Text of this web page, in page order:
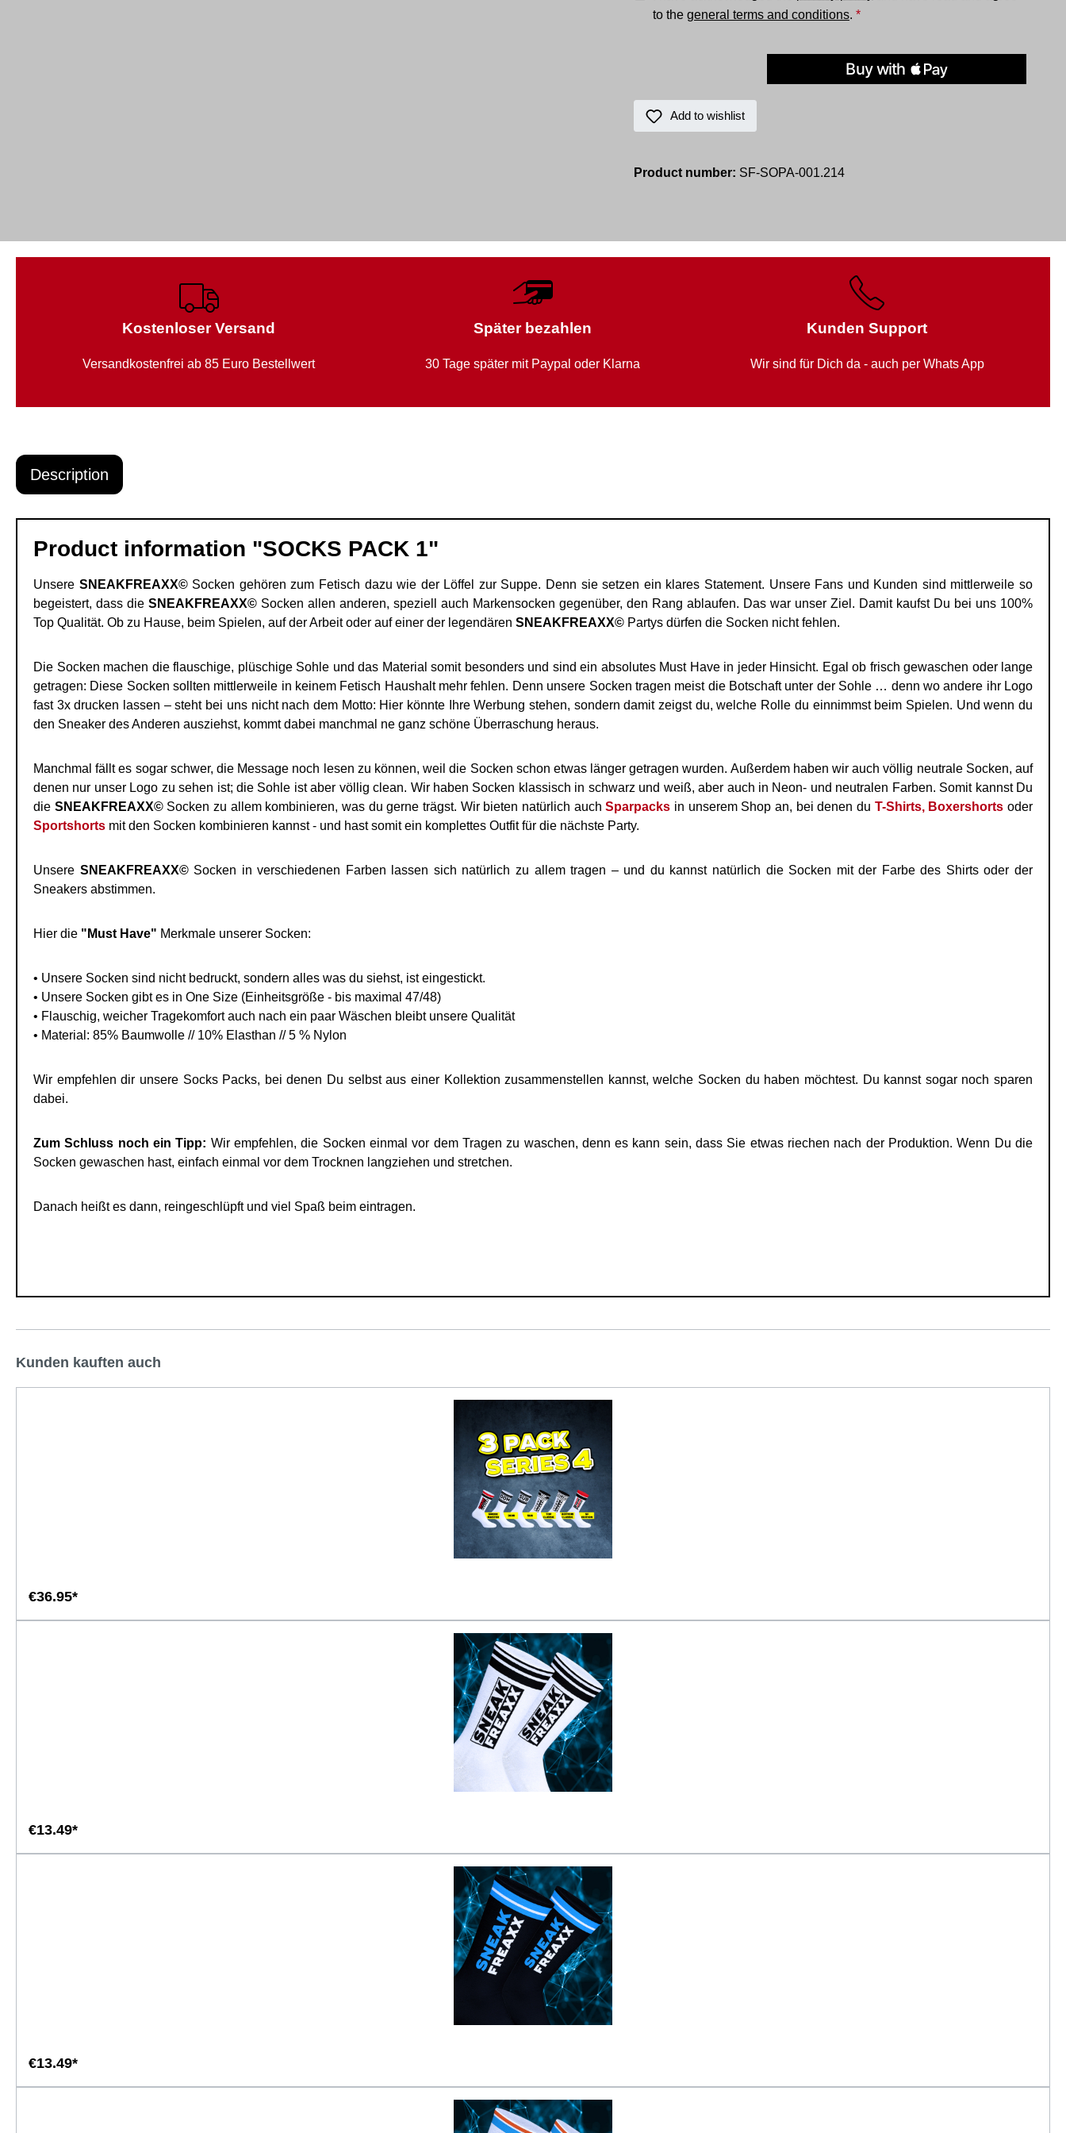
to the general terms and conditions. *
Add to wishlist
Product number: SF-SOPA-001.214
Kostenloser Versand
Versandkostenfrei ab 85 Euro Bestellwert
Später bezahlen
30 Tage später mit Paypal oder Klarna
Kunden Support
Wir sind für Dich da - auch per Whats App
Description
Product information "SOCKS PACK 1"
Unsere SNEAKFREAXX©Socken gehören zum Fetisch dazu wie der Löffel zur Suppe. Denn sie setzen ein klares Statement. Unsere Fans und Kunden sind mittlerweile so
begeistert, dass die SNEAKFREAXX© Socken allen anderen, speziell auch Markensocken gegenüber, den Rang ablaufen. Das war unser Ziel. Damit kaufst Du bei uns 100%
Top Qualität. Ob zu Hause, beim Spielen, auf der Arbeit oder auf einer der legendären SNEAKFREAXX© Partys dürfen die Socken nicht fehlen.
Die Socken machen die flauschige, plüschige Sohle und das Material somit besonders und sind ein absolutes Must Have in jeder Hinsicht. Egal ob frisch gewaschen oder lange
getragen: Diese Socken sollten mittlerweile in keinem Fetisch Haushalt mehr fehlen. Denn unsere Socken tragen meist die Botschaft unter der Sohle … denn wo andere ihr Logo
fast 3x drucken lassen – steht bei uns nicht nach dem Motto: Hier könnte Ihre Werbung stehen, sondern damit zeigst du, welche Rolle du einnimmst beim Spielen. Und wenn du
den Sneaker des Anderen ausziehst, kommt dabei manchmal ne ganz schöne Überraschung heraus.
Manchmal fällt es sogar schwer, die Message noch lesen zu können, weil die Socken schon etwas länger getragen wurden. Außerdem haben wir auch völlig neutrale Socken, auf
denen nur unser Logo zu sehen ist; die Sohle ist aber völlig clean. Wir haben Socken klassisch in schwarz und weiß, aber auch in Neon- und neutralen Farben. Somit kannst Du
die SNEAKFREAXX©Socken zu allem kombinieren, was du gerne trägst. Wir bieten natürlich auchSparpacks in unserem Shop an, bei denen du T-Shirts, Boxershorts oder
Sportshorts mit den Socken kombinieren kannst - und hast somit ein komplettes Outfit für die nächste Party.
Unsere SNEAKFREAXX©Socken in verschiedenen Farben lassen sich natürlich zu allem tragen – und du kannst natürlich die Socken mit der Farbe des Shirts oder der
Sneakers abstimmen.
Hier die "Must Have" Merkmale unserer Socken:
• Unsere Socken sind nicht bedruckt, sondern alles was du siehst, ist eingestickt.
• Unsere Socken gibt es in One Size (Einheitsgröße - bis maximal 47/48)
• Flauschig, weicher Tragekomfort auch nach ein paar Wäschen bleibt unsere Qualität
• Material: 85% Baumwolle // 10% Elasthan // 5 % Nylon
Wir empfehlen dir unsere Socks Packs, bei denen Du selbst aus einer Kollektion zusammenstellen kannst, welche Socken du haben möchtest. Du kannst sogar noch sparen
dabei.
Zum Schluss noch ein Tipp: Wir empfehlen, die Socken einmal vor dem Tragen zu waschen, denn es kann sein, dass Sie etwas riechen nach der Produktion. Wenn Du die
Socken gewaschen hast, einfach einmal vor dem Trocknen langziehen und stretchen.
Danach heißt es dann, reingeschlüpft und viel Spaß beim eintragen.
Kunden kauften auch
€36.95*
€13.49*
€13.49*